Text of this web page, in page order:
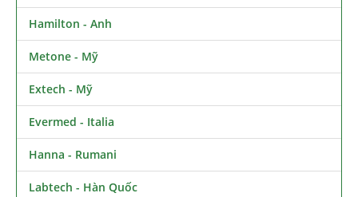
Hamilton - Anh
Metone - Mỹ
Extech - Mỹ
Evermed - Italia
Hanna - Rumani
Labtech - Hàn Quốc